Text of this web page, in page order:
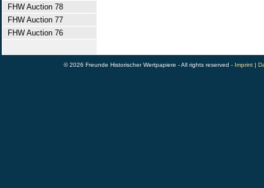
FHW Auction 78
FHW Auction 77
FHW Auction 76
© 2026 Freunde Historischer Wertpapiere - All rights reserved - Imprint |